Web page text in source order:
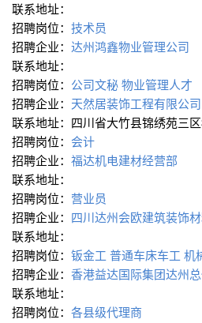
联系地址：
招聘岗位： 技术员
招聘企业： 达州鸿鑫物业管理公司
联系地址：
招聘岗位： 公司文秘物业管理人才
招聘企业： 天然居装饰工程有限公司
联系地址：四川省大竹县锦绣苑三
招聘岗位： 会计
招聘企业： 福达机电建材经营部
联系地址：
招聘岗位： 营业员
招聘企业： 四川达州会欧建筑装饰
联系地址：
招聘岗位： 钣金工 普通车床车工 机
招聘企业： 香港益达国际集团达州
联系地址：
招聘岗位： 各县级代理商